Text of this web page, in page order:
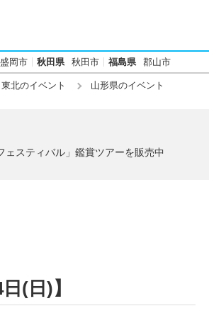
盛岡市 秋田県 秋田市 福島県 郡山市
東北のイベント 山形県のイベント
スティバル」鑑賞ツアーを販売中
(日)】